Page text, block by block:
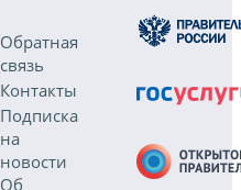
Обратная
связь
Контакты
Подписка
на
новости
Об